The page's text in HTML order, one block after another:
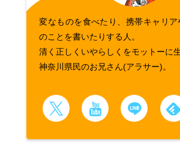
変なものを食べたり、携帯キャリ
のことを書いたりする人。
清く正しくいやらしくをモットーに
神奈川県民のお兄さん(アラサー)。